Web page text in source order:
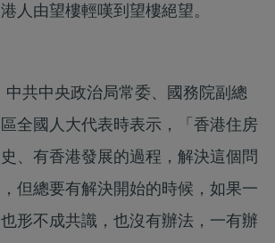
人由望樓輕嘆到望樓絕望。
中共中央政治局常委、國務院副總
全國人大代表時表示，「香港住房
、有香港發展的過程，解決這個問
但總要有解決開始的時候，如果一
形不成共識，也沒有辦法，一有辦